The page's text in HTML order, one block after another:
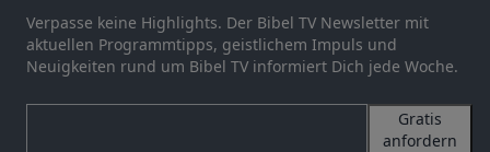
Verpasse keine Highlights. Der Bibel TV Newsletter mit
aktuellen Programmtipps, geistlichem Impuls und
Neuigkeiten rund um Bibel TV informiert Dich jede Woche.
Gratis
anfordern